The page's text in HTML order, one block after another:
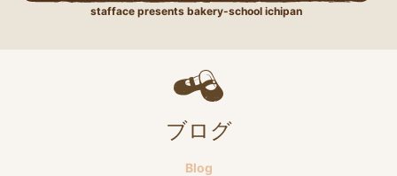
stafface presents bakery-school ichipan
ブログ
Blog